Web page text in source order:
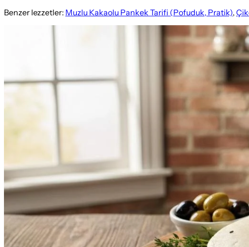
Benzer lezzetler: Muzlu Kakaolu Pankek Tarifi (Pofuduk, Pratik),